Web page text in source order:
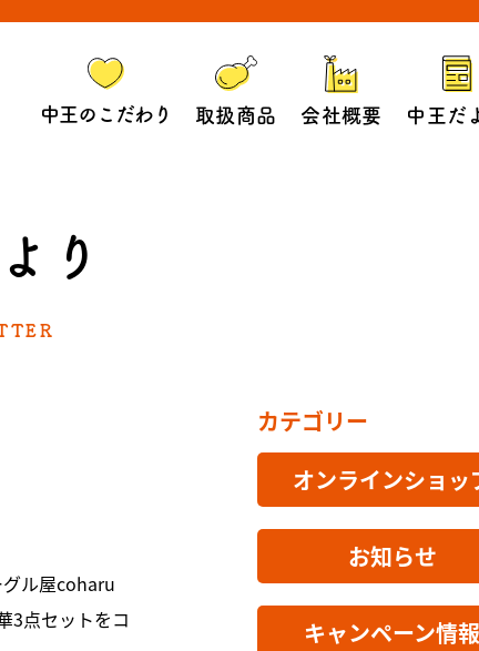
中王のこだわり 取扱商品 会社概要 中王だ
り
ル屋coharu
3点セットをコ
カテゴリー
オンラインショッ
お知らせ
キャンペーン情報